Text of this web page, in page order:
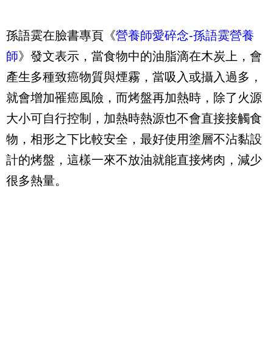
孫語霙在臉書專頁《營養師愛碎念-孫語霙營養
師》發文表示，當食物中的油脂滴在木炭上，會
產生多種致癌物質與煙霧，當吸入或攝入過多，
就會增加罹癌風險，而烤盤再加熱時，除了火源
大小可自行控制，加熱時熱源也不會直接接觸食
物，相形之下比較安全，最好使用塗層不沾黏設
計的烤盤，這樣一來不放油就能直接烤肉，減少
很多熱量。